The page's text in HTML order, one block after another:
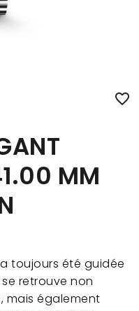

MM
toujours été guidée
retrouve non
mais également